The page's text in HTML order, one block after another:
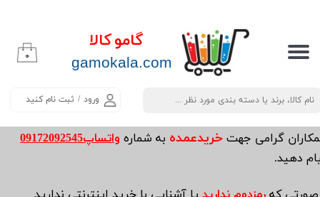
گامو کالا
​​​​​​gamokala.com
ورود / ثبت نام کنید
حساب کاربری من
تغییر گذر واژه
سفارشات
خروج از حساب کاربری
۰
گرامی جهت خریدعمده به شماره واتساپ09172092545
دهید.